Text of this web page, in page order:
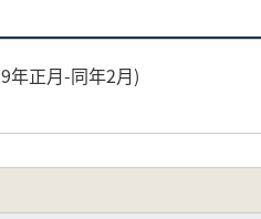
年正月-同年2月)